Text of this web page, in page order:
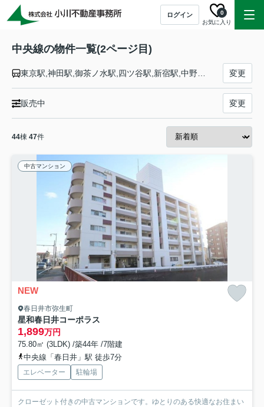
ログイン
お気に入り
0
中央線の物件一覧(2ページ目)
変更
販売中 変更
44棟 47件
中古マンション
NEW
春日井市弥生町
星和春日井コーポラス
1,899万円
75.80㎡ (3LDK) /築44年 /7階建
中央線「春日井」駅 徒歩7分
エレベーター 駐輪場
クローゼット付きの中古マンションです。ゆとりのある快適なお住まい